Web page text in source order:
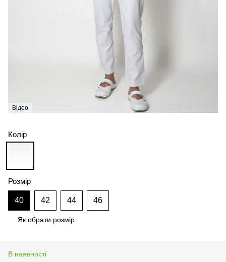
Відео
Колір
Розмір
40 42 44 46
Як обрати розмір
В наявності